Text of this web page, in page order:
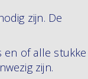
zijn. De
en of alle
zijn.